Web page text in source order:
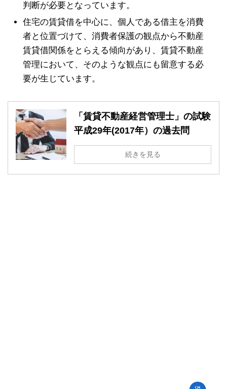
判断が必要となっています。
住宅の賃貸借を中心に、個人である借主を消費
者と位置づけて、消費者保護の観点から不動産
賃貸借関係をとらえる傾向があり、賃貸不動産
管理において、そのような観点にも留意する必
要が生じています。
「賃貸不動産経営管理士」の試験
平成29年(2017年）の過去問
続きを見る